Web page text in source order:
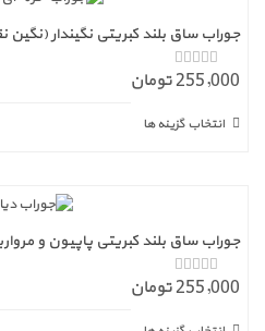
جوراب ساق بلند کبریتی نگیندار (نگین
ا 255,000 تومان
انتخاب گزینه ها
جوراب ساق بلند کبریتی پاپیون و
ا 255,000 تومان